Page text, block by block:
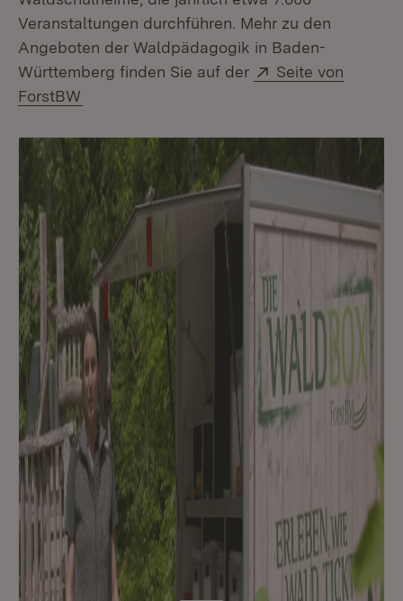
Veranstaltungen durchführen. Mehr zu den
Angeboten der Waldpädagogik in Baden-
Württemberg finden Sie auf der
Extern:
Seite von
ForstBW